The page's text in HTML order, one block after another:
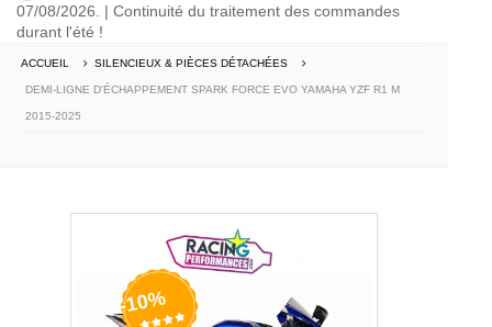
07/08/2026. | Continuité du traitement des commandes
durant l'été !
ACCUEIL SILENCIEUX & PIÈCES DÉTACHÉES
DEMI-LIGNE D'ÉCHAPPEMENT SPARK FORCE EVO YAMAHA YZF R1 M
2015-2025
-10%